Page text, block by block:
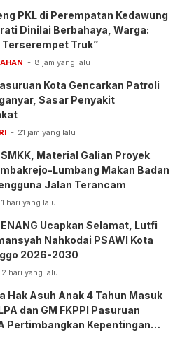
PKL di Perempatan Kedawung
Dinilai Berbahaya, Warga:
Terserempet Truk”
8 jam yang lalu
Kota Gencarkan Patroli
Sasar Penyakit
21 jam yang lalu
Material Galian Proyek
Lumbang Makan Badan
Jalan Terancam
1 hari yang lalu
Ucapkan Selamat, Lutfi
Nahkodai PSAWI Kota
2026-2030
2 hari yang lalu
Hak Asuh Anak 4 Tahun Masuk
dan GM FKPPI Pasuruan
Pertimbangkan Kepentingan